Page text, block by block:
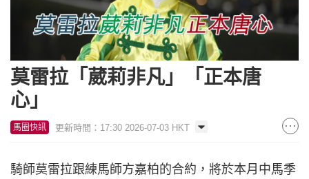
莫雷拉「葳莉非凡」「正本唐
心」
馬圈快訊 更新時間：17:30 2026-07-03 HKT
騎師莫雷拉跟練馬師方嘉柏的合約，將於本月中馬季